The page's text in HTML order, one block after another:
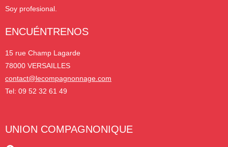
Soy profesional.
ENCUÉNTRENOS
15 rue Champ Lagarde
78000 VERSAILLES
contact@lecompagnonnage.com
Tel: 09 52 32 61 49
UNION COMPAGNONIQUE